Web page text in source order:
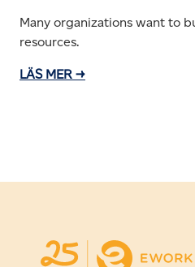
Many organizations want to
resources.
LÄS MER →